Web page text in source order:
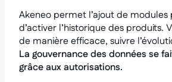
Akeneo permet l’ajout de
d’activer l’historique des produits.
de manière efficace, suivre
La gouvernance des données se
grâce aux autorisations.